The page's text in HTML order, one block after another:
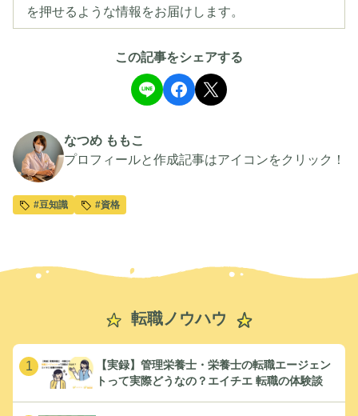
を押せるような情報をお届けします。
この記事をシェアする
なつめ ももこ
プロフィールと作成記事はアイコンをクリック！
#豆知識 #資格
転職ノウハウ
1
【実録】管理栄養士・栄養士の転職エージェン
トって実際どうなの？エイチエ 転職の体験談